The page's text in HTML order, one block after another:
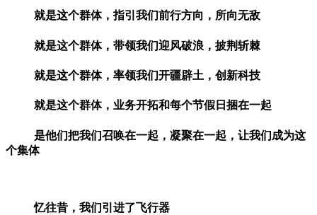
就是这个群体，指引我们前行方向，所向无敌
就是这个群体，带领我们迎风破浪，披荆斩棘
就是这个群体，率领我们开疆辟土，创新科技
就是这个群体，业务开拓和每个节假日捆在一起
是他们把我们召唤在一起，凝聚在一起，让我们成为这
个集体
忆往昔，我们引进了飞行器